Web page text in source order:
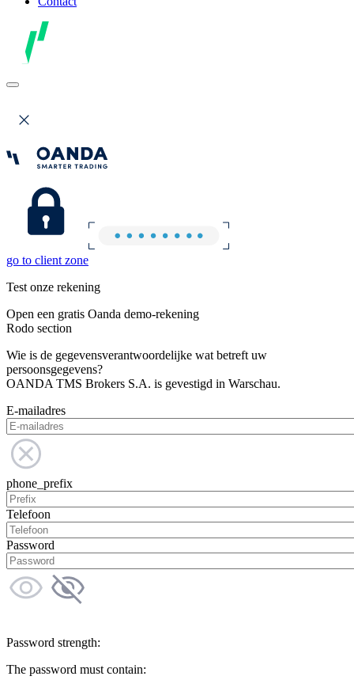
go to client zone
Test onze rekening
Open een gratis Oanda demo-rekening
Rodo section
Wie is de gegevensverantwoordelijke wat betreft uw
persoonsgegevens?
OANDA TMS Brokers S.A. is gevestigd in Warschau.
E-mailadres
phone_prefix
Telefoon
Password
Password strength:
The password must contain: